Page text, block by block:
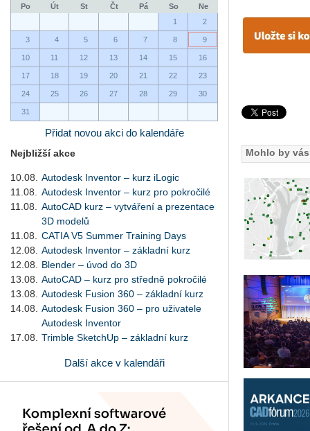
Po Út St Čt Pá So
Ne
1
2
3 4 5 6 7 8 9
10 11 12 13 14 15 16
17 18 19 20 21 22 23
24 25 26 27 28 29 30
31
Přidat novou akci do kalendáře
Nejbližší akce
10.08.
Autodesk Inventor – kurz iLogic
11.08.
Autodesk Inventor – kurz pro pokročilé
11.08.
AutoCAD kurz – vytváření a prezentace
3D modelů
11.08.
CATIA V5 Summer Training Days
12.08.
Autodesk Inventor – základní kurz
12.08.
Blender – úvod do 3D
13.08.
AutoCAD – kurz pro středně pokročilé
13.08.
Autodesk Fusion 360 – základní kurz
14.08.
Autodesk Fusion 360 – pro uživatele
Autodesk Inventor
17.08.
Trimble SketchUp – základní kurz
Další akce v kalendáři
Mohlo by